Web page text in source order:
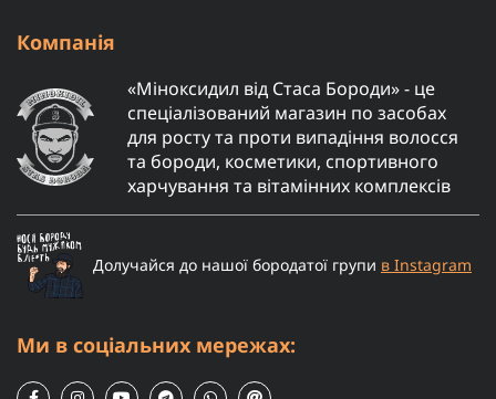
Компанія
«Міноксидил від Стаса Бороди» - це
спеціалізований магазин по засобах
для росту та проти випадіння волосся
та бороди, косметики, спортивного
харчування та вітамінних комплексів
Долучайся до нашої бородатої групи в Instagram
Ми в соціальних мережах: